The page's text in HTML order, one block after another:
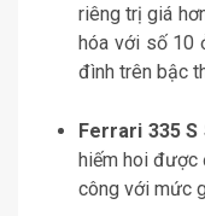
riêng trị giá
hóa với số 10
đình trên bậc
Ferrari 335
hiếm hoi được
công với mức